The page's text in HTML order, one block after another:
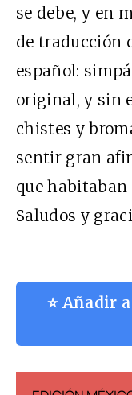
se debe, y en
de traducción
español:
original, y sin
chistes y
sentir gran
que
Saludos y
⭐ Añadir